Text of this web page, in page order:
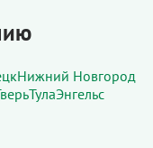
Нижний Новгород
ТулаЭнгельс